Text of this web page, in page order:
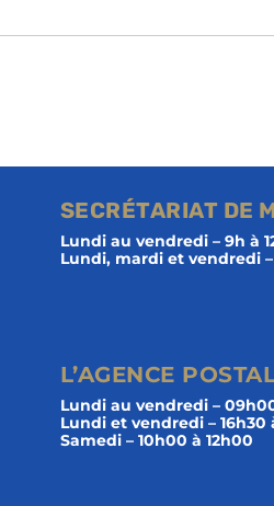
SECRÉTARIAT DE
Lundi au vendredi – 9h à
Lundi, mardi et vendredi –
L’AGENCE
Lundi au vendredi –
Lundi et vendredi – 16h30
Samedi – 10h00 à 12h00